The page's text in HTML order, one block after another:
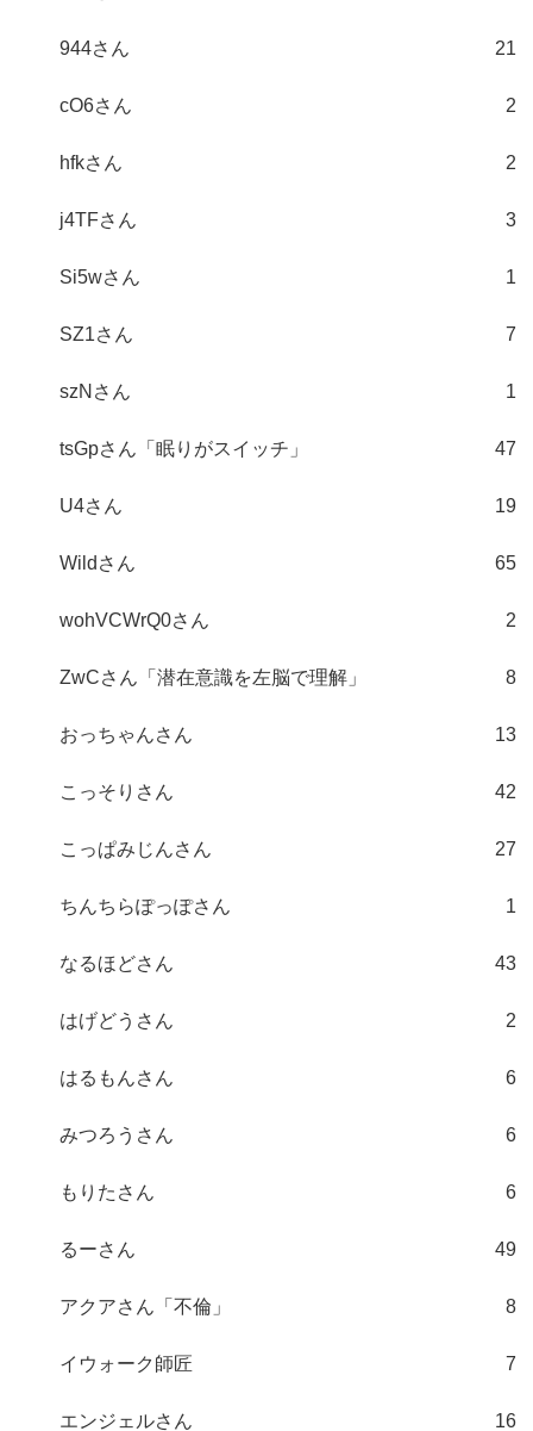
944さん 21
cO6さん 2
hfkさん 2
j4TFさん 3
Si5wさん 1
SZ1さん 7
szNさん 1
tsGpさん「眠りがスイッチ」 47
U4さん 19
Wildさん 65
wohVCWrQ0さん 2
ZwCさん「潜在意識を左脳で理解」 8
おっちゃんさん 13
こっそりさん 42
こっぱみじんさん 27
ちんちらぽっぽさん 1
なるほどさん 43
はげどうさん 2
はるもんさん 6
みつろうさん 6
もりたさん 6
るーさん 49
アクアさん「不倫」 8
イウォーク師匠 7
エンジェルさん 16